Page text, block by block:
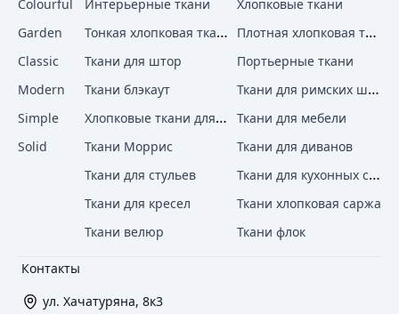
Контакты
ул. Хачатуряна, 8к3
Colourful
Garden
Classic
Modern
Simple
Solid
Интерьерные ткани
Хлопковые ткани
Тонкая хлопковая ткань Плотная хлопковая ткань
Ткани для штор
Портьерные ткани
Ткани блэкаут
Ткани для римских штор
Хлопковые ткани для штор
Ткани для мебели
Ткани Моррис
Ткани для диванов
Ткани для стульев
Ткани для кухонных стульев
Ткани для кресел
Ткани хлопковая саржа
Ткани велюр
Ткани флок